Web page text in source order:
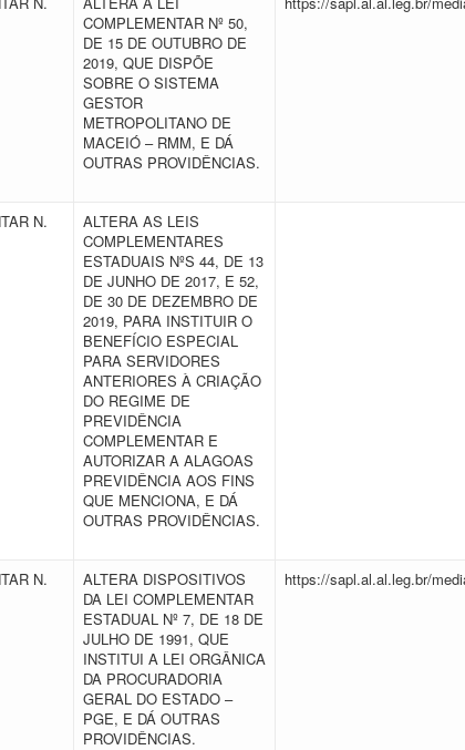
COMPLEMENTAR Nº 50,
DE 15 DE OUTUBRO DE
2019, QUE DISPÕE
SOBRE O SISTEMA
GESTOR
METROPOLITANO DE
MACEIÓ – RMM, E DÁ
OUTRAS PROVIDÊNCIAS.
N.
ALTERA AS LEIS
COMPLEMENTARES
ESTADUAIS NºS 44, DE 13
DE JUNHO DE 2017, E 52,
DE 30 DE DEZEMBRO DE
2019, PARA INSTITUIR O
BENEFÍCIO ESPECIAL
PARA SERVIDORES
ANTERIORES À CRIAÇÃO
DO REGIME DE
PREVIDÊNCIA
COMPLEMENTAR E
AUTORIZAR A ALAGOAS
PREVIDÊNCIA AOS FINS
QUE MENCIONA, E DÁ
OUTRAS PROVIDÊNCIAS.
N.
ALTERA DISPOSITIVOS
DA LEI COMPLEMENTAR
ESTADUAL Nº 7, DE 18 DE
JULHO DE 1991, QUE
INSTITUI A LEI ORGÂNICA
DA PROCURADORIA
GERAL DO ESTADO –
PGE, E DÁ OUTRAS
PROVIDÊNCIAS.
https://sapl.al.al.leg.br/